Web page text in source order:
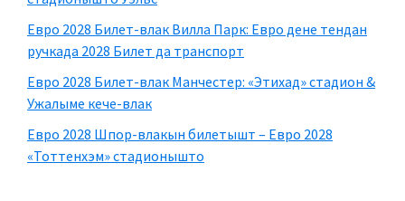
Евро 2028 Билет-влак Вилла Парк: Евро дене тендан
ручкада 2028 Билет да транспорт
Евро 2028 Билет-влак Манчестер: «Этихад» стадион &
Ужалыме кече-влак
Евро 2028 Шпор-влакын билетышт – Евро 2028
«Тоттенхэм» стадионышто